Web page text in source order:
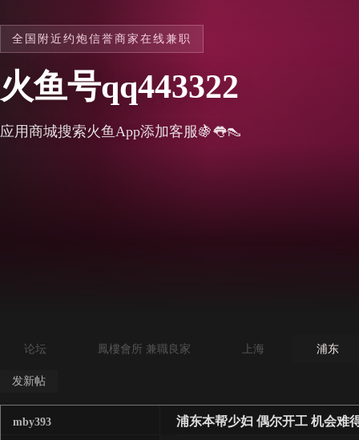
全国附近约炮信誉商家在线兼职
火鱼号qq443322
应用商城搜索火鱼App添加客服🍇👅👠
论坛 鳳樓會所 兼職良家 上海 浦东
发新帖
浦东本帮少妇 偶尔开工 机会难
mby393